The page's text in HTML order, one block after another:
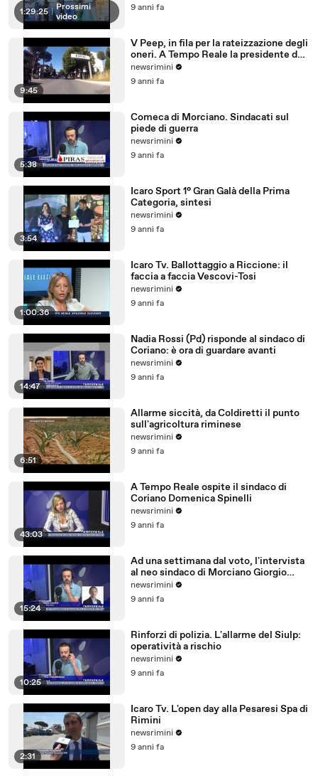
1:29:25 | Prossimi
video
9 anni fa
9:45
V Peep, in fila per la rateizzazione degli
oneri. A Tempo Reale la presidente del
Comitato
newsrimini
9 anni fa
5:38
Comeca di Morciano. Sindacati sul
piede di guerra
newsrimini
9 anni fa
3:54
Icaro Sport 1° Gran Galà della Prima
Categoria, sintesi
newsrimini
9 anni fa
1:00:36
Icaro Tv. Ballottaggio a Riccione: il
faccia a faccia Vescovi-Tosi
newsrimini
9 anni fa
14:47
Nadia Rossi (Pd) risponde al sindaco di
Coriano: è ora di guardare avanti
newsrimini
9 anni fa
6:51
Allarme siccità, da Coldiretti il punto
sull'agricoltura riminese
newsrimini
9 anni fa
43:03
A Tempo Reale ospite il sindaco di
Coriano Domenica Spinelli
newsrimini
9 anni fa
15:24
Ad una settimana dal voto, l'intervista
al neo sindaco di Morciano Giorgio
Ciotti
newsrimini
9 anni fa
10:25
Rinforzi di polizia. L'allarme del Siulp:
operatività a rischio
newsrimini
9 anni fa
2:31
Icaro Tv. L'open day alla Pesaresi Spa di
Rimini
newsrimini
9 anni fa